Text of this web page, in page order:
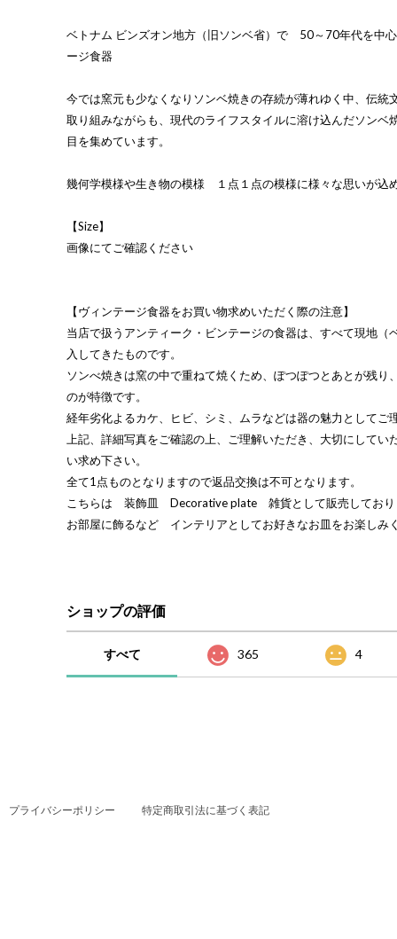
ベトナム ビンズオン地方（旧ソンベ省）で 50～70年代を中
ージ食器
今では窯元も少なくなりソンベ焼きの存続が薄れゆく中、伝統
取り組みながらも、現代のライフスタイルに溶け込んだソンベ
目を集めています。
幾何学模様や生き物の模様 １点１点の模様に様々な思いが込
【Size】
画像にてご確認ください
【ヴィンテージ食器をお買い物求めいただく際の注意】
当店で扱うアンティーク・ビンテージの食器は、すべて現地（
入してきたものです。
ソンべ焼きは窯の中で重ねて焼くため、ぽつぽつとあとが残り
のが特徴です。
経年劣化よるカケ、ヒビ、シミ、ムラなどは器の魅力としてご
上記、詳細写真をご確認の上、ご理解いただき、大切にしてい
い求め下さい。
全て1点ものとなりますので返品交換は不可となります。
こちらは 装飾皿 Decorative plate 雑貨として販売しており
お部屋に飾るなど インテリアとしてお好きなお皿をお楽しみ
ショップの評価
すべて 365 4
プライバシーポリシー 特定商取引法に基づく表記